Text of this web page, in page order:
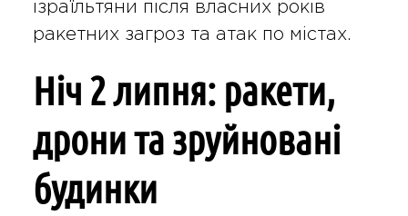
ізраїльтяни після власних років
ракетних загроз та атак по містах.
Ніч 2 липня: ракети,
дрони та зруйновані
будинки